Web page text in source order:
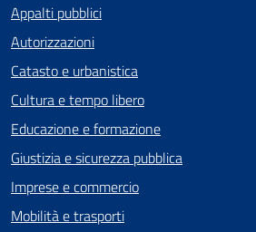
Appalti pubblici
Autorizzazioni
Catasto e urbanistica
Cultura e tempo libero
Educazione e formazione
Giustizia e sicurezza pubblica
Imprese e commercio
Mobilità e trasporti